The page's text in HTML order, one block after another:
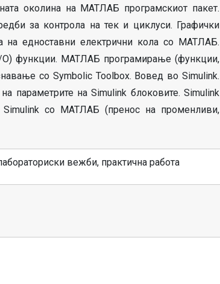
околина на МАТЛАБ програмскиот пакет.
за контрола на тек и циклуси. Графички
на едноставни електрични кола со МАТЛАБ.
O) функции. МАТЛАБ програмирање (функции,
со Symbolic Toolbox. Вовед во Simulink.
параметрите на Simulink блоковите. Simulink
Simulink со МАТЛАБ (пренос на променливи,
вежби, практична работа